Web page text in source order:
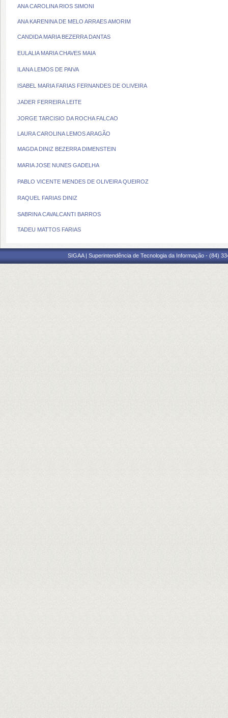
ANA CAROLINA RIOS SIMONI
ANA KARENINA DE MELO ARRAES AMORIM
CANDIDA MARIA BEZERRA DANTAS
EULALIA MARIA CHAVES MAIA
ILANA LEMOS DE PAIVA
ISABEL MARIA FARIAS FERNANDES DE OLIVEIRA
JADER FERREIRA LEITE
JORGE TARCISIO DA ROCHA FALCAO
LAURA CAROLINA LEMOS ARAGÃO
MAGDA DINIZ BEZERRA DIMENSTEIN
MARIA JOSE NUNES GADELHA
PABLO VICENTE MENDES DE OLIVEIRA QUEIROZ
RAQUEL FARIAS DINIZ
SABRINA CAVALCANTI BARROS
TADEU MATTOS FARIAS
SIGAA | Superintendência de Tecnologia da Informação - (84)